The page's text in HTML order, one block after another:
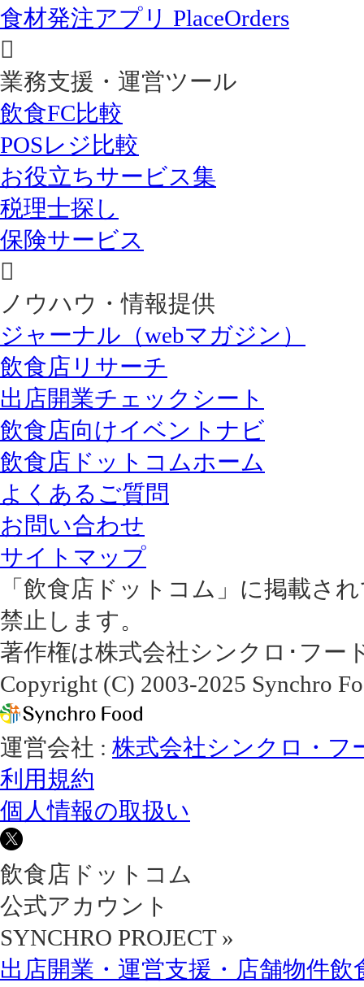
食材発注アプリ PlaceOrders
業務支援・運営ツール
飲食FC比較
POSレジ比較
お役立ちサービス集
税理士探し
保険サービス
ノウハウ・情報提供
ジャーナル（webマガジン）
飲食店リサーチ
出店開業チェックシート
飲食店向けイベントナビ
飲食店ドットコムホーム
よくあるご質問
お問い合わせ
サイトマップ
「飲食店ドットコム」に掲載さ
禁止します。
著作権は株式会社シンクロ･フー
Copyright (C) 2003-2025 Synchro
運営会社 : 株式会社シンクロ・フ
利用規約
個人情報の取扱い
飲食店ドットコム
公式アカウント
SYNCHRO PROJECT »
出店開業・運営支援・店舗物件